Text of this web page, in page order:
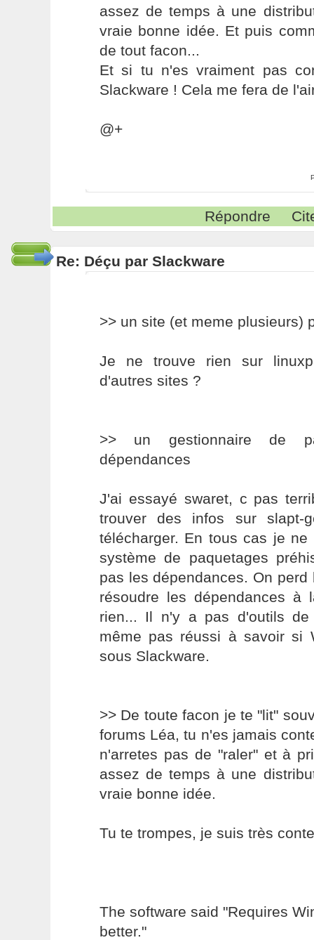
assez de temps à une
vraie bonne idée. Et puis
de tout facon...
Et si tu n'es vraiment pas
Slackware ! Cela me fera de
@+
Répondre
Re: Déçu par Slackware
>> un site (et meme plusieurs)
Je ne trouve rien sur
d'autres sites ?
>> un gestionnaire de
dépendances
J'ai essayé swaret, c pas
trouver des infos sur
télécharger. En tous cas je
système de paquetages
pas les dépendances. On
résoudre les dépendances à
rien... Il n'y a pas d'outils de
même pas réussi à savoir si
sous Slackware.
>> De toute facon je te "lit"
forums Léa, tu n'es jamais
n'arretes pas de "raler" et à
assez de temps à une
vraie bonne idée.
Tu te trompes, je suis très
The software said "Requires
better."